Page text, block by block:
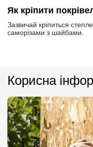
Як кріпити
Зазвичай кріпиться
саморізами з шайбами.
Корисна